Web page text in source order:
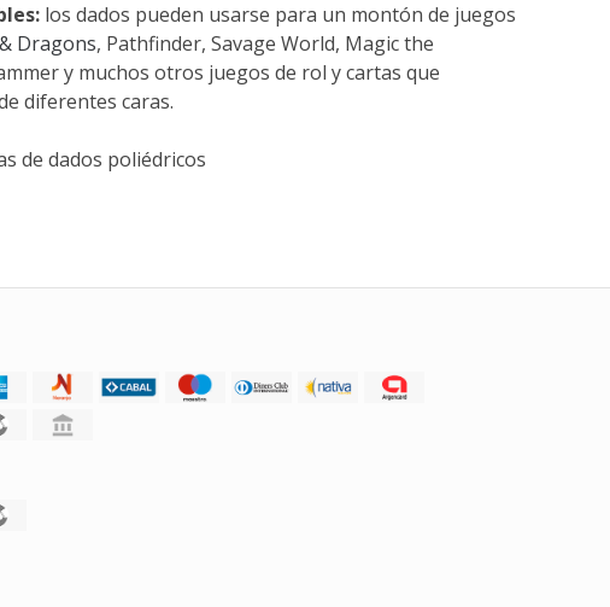
los dados pueden usarse para un montón de juegos
Dragons, Pathfinder, Savage World, Magic the
y muchos otros juegos de rol y cartas que
diferentes caras.
de dados poliédricos